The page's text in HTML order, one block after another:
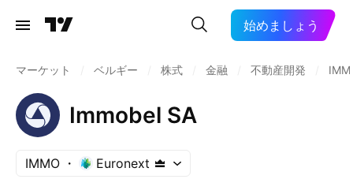
始めましょう
マーケット ベルギー 株式 金融 不動産開発
Immobel SA
IMMO Euronext